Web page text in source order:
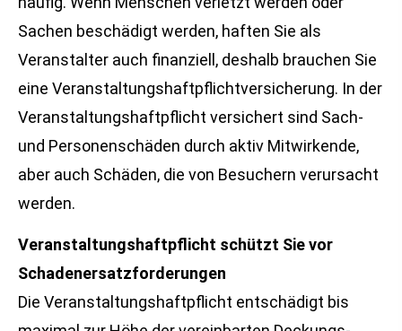
Sachen beschädigt werden, haften Sie als
Veranstalter auch finanziell, deshalb brauchen Sie
eine Veranstaltungshaftpflichtversicherung. In der
Veranstaltungshaftpflicht versichert sind Sach-
und Per­sonenschäden durch aktiv Mitwirkende,
aber auch Schäden, die von Besuchern verursacht
werden.
Veranstaltungshaftpflicht schützt Sie vor
Schadenersatzforderungen
Die Veranstaltungshaftpflicht entschädigt bis